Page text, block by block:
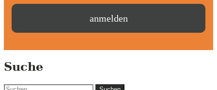
Suche